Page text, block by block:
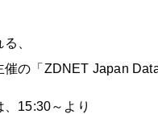
、
の「ZDNET Japan
15:30～より